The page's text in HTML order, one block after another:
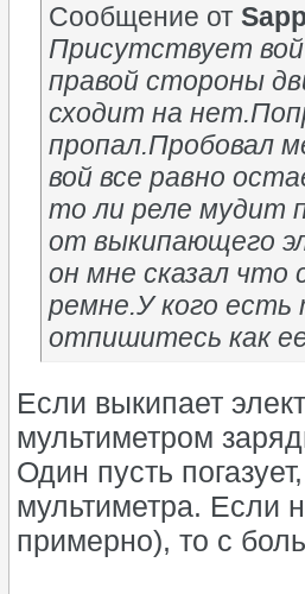
Сообщение от
Присутствует
правой стороны
сходит на
пропал.Пробовал
вой все равно
то ли реле мудит
от выкипающего
он мне сказал что
ремне.У кого
отпишитесь как
Если выкипает
мультиметром
Один пусть
мультиметра. Если
примерно), то с